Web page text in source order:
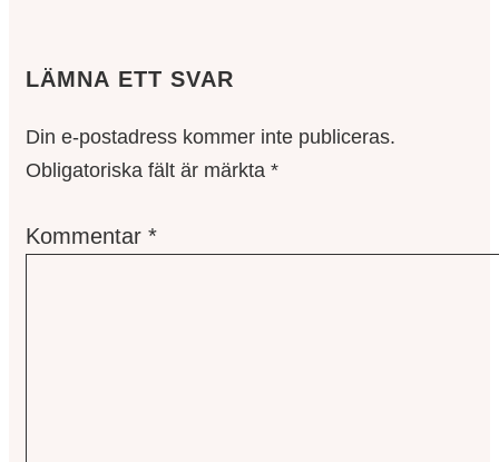
LÄMNA ETT SVAR
Din e-postadress kommer inte publiceras.
Obligatoriska fält är märkta *
Kommentar *